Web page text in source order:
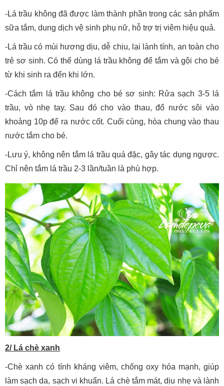
-Lá trầu không đã được làm thành phần trong các sản phẩm
sữa tắm, dung dịch vệ sinh phụ nữ, hỗ trợ trị viêm hiệu quả.
-Lá trầu có mùi hương dịu, dễ chịu, lại lành tính, an toàn cho
trẻ sơ sinh. Có thể dùng lá trầu không để tắm và gội cho bé
từ khi sinh ra đến khi lớn.
-Cách tắm lá trầu không cho bé sơ sinh: Rửa sạch 3-5 lá
trầu, vò nhẹ tay. Sau đó cho vào thau, đổ nước sôi vào
khoảng 10p để ra nước cốt. Cuối cùng, hòa chung vào thau
nước tắm cho bé.
-Lưu ý, không nên tắm lá trầu quá đặc, gây tác dụng ngược.
Chỉ nên tắm lá trầu 2-3 lần/tuần là phù hợp.
2/ Lá chè xanh
-Chè xanh có tính kháng viêm, chống oxy hóa mạnh, giúp
làm sạch da, sạch vi khuẩn. Lá chè tắm mát, dịu nhẹ và lành